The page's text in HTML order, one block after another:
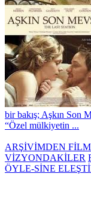
bir bakış; Aşkın Son
“Özel mülkiyetin ...
ARŞİVİMDEN
VİZYONDAKİLER
ÖYLE-SİNE